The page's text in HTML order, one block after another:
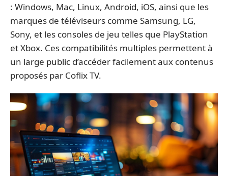
: Windows, Mac, Linux, Android, iOS, ainsi que les
marques de téléviseurs comme Samsung, LG,
Sony, et les consoles de jeu telles que PlayStation
et Xbox. Ces compatibilités multiples permettent à
un large public d’accéder facilement aux contenus
proposés par Coflix TV.